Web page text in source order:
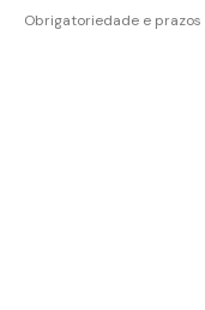
Obrigatoriedade e